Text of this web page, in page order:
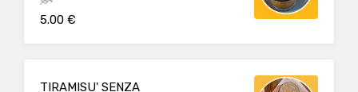
Adatto intolleranti al glutine e al lattosio
5.00 €
TIRAMISU' SENZA